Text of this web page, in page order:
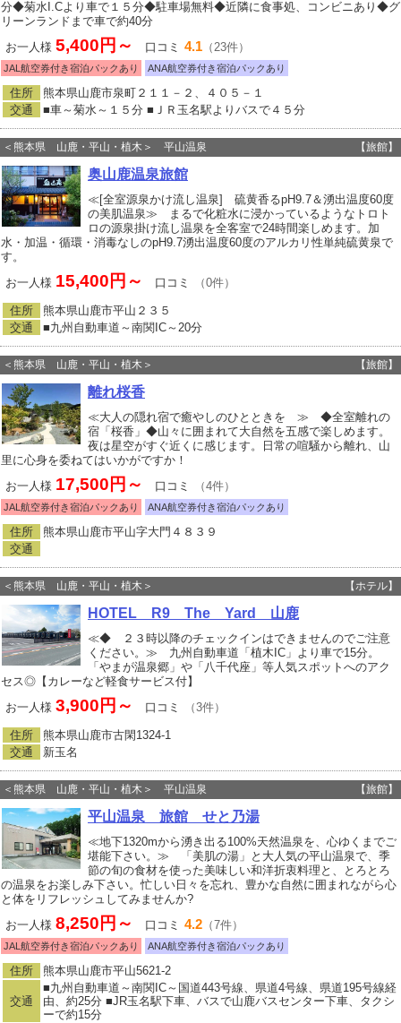
分◆菊水I.Cより車で１５分◆駐車場無料◆近隣に食事処、コンビニあり◆グ
リーンランドまで車で約40分
お一人様 5,400円～ 口コミ 4.1 （23件）
JAL航空券付き宿泊パックあり ANA航空券付き宿泊パックあり
住所
熊本県山鹿市泉町２１１－２、４０５－１
交通
■車～菊水～１５分 ■ＪＲ玉名駅よりバスで４５分
＜熊本県 山鹿・平山・植木＞ 平山温泉 【旅館】
奥山鹿温泉旅館
≪[全室源泉かけ流し温泉] 硫黄香るpH9.7＆湧出温度60度
の美肌温泉≫ まるで化粧水に浸かっているようなトロト
ロの源泉掛け流し温泉を全客室で24時間楽しめます。加
水・加温・循環・消毒なしのpH9.7湧出温度60度のアルカリ性単純硫黄泉で
す。
お一人様 15,400円～ 口コミ （0件）
住所
熊本県山鹿市平山２３５
交通
■九州自動車道～南関IC～20分
＜熊本県 山鹿・平山・植木＞ 【旅館】
離れ桜香
≪大人の隠れ宿で癒やしのひとときを ≫ ◆全室離れの
宿「桜香」◆山々に囲まれて大自然を五感で楽しめます。
夜は星空がすぐ近くに感じます。日常の喧騒から離れ、山
里に心身を委ねてはいかがですか！
お一人様 17,500円～ 口コミ （4件）
JAL航空券付き宿泊パックあり ANA航空券付き宿泊パックあり
住所
熊本県山鹿市平山字大門４８３９
交通
＜熊本県 山鹿・平山・植木＞ 【ホテル】
HOTEL R9 The Yard 山鹿
≪◆ ２３時以降のチェックインはできませんのでご注意
ください。≫ 九州自動車道「植木IC」より車で15分。
「やまが温泉郷」や「八千代座」等人気スポットへのアク
セス◎【カレーなど軽食サービス付】
お一人様 3,900円～ 口コミ （3件）
住所
熊本県山鹿市古閑1324‐1
交通
新玉名
＜熊本県 山鹿・平山・植木＞ 平山温泉 【旅館】
平山温泉 旅館 せと乃湯
≪地下1320mから湧き出る100%天然温泉を、心ゆくまでご
堪能下さい。≫ 「美肌の湯」と大人気の平山温泉で、季
節の旬の食材を使った美味しい和洋折衷料理と、とろとろ
の温泉をお楽しみ下さい。忙しい日々を忘れ、豊かな自然に囲まれながら心
と体をリフレッシュしてみませんか?
お一人様 8,250円～ 口コミ 4.2 （7件）
JAL航空券付き宿泊パックあり ANA航空券付き宿泊パックあり
住所 熊本県山鹿市平山5621‐2
交通
■九州自動車道～南関IC～国道443号線、県道4号線、県道195号線経
由、約25分 ■JR玉名駅下車、バスで山鹿バスセンター下車、タクシ
ーで約15分